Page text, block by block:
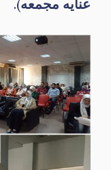
عنايه مجمعه).